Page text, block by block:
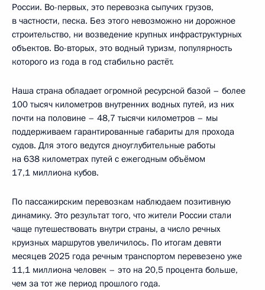
России. Во-первых, это перевозка сыпучих грузов,
в частности, песка. Без этого невозможно ни дорожное
строительство, ни возведение крупных инфраструктурных
объектов. Во-вторых, это водный туризм, популярность
которого из года в год стабильно растёт.
Наша страна обладает огромной ресурсной базой – более
100 тысяч километров внутренних водных путей, из них
почти на половине – 48,7 тысячи километров – мы
поддерживаем гарантированные габариты для прохода
судов. Для этого ведутся дноуглубительные работы
на 638 километрах путей с ежегодным объёмом
17,1 миллиона кубов.
По пассажирским перевозкам наблюдаем позитивную
динамику. Это результат того, что жители России стали
чаще путешествовать внутри страны, а число речных
круизных маршрутов увеличилось. По итогам девяти
месяцев 2025 года речным транспортом перевезено уже
11,1 миллиона человек – это на 20,5 процента больше,
чем за тот же период прошлого года.